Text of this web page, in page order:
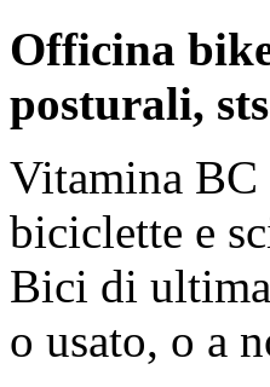
Officina
posturali,
Vitamina BC
biciclette e
Bici di
o usato, o a